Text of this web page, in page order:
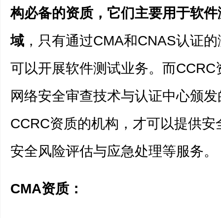
构必备的资质，它们主要用于软
域 ，只有通过CMA和CNAS认证
可以开展软件测试业务。而CCRC
网络安全审查技术与认证中心颁
CCRC资质的机构，才可以提供安
安全风险评估与应急处理等服务。
CMA资质：